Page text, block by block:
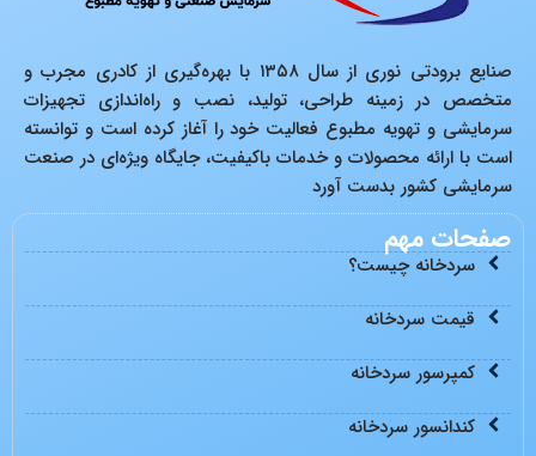
صنایع برودتی نوری از سال ۱۳۵۸ با بهره‌گیری از کادری مجرب و
متخصص در زمینه طراحی، تولید، نصب و راه‌اندازی تجهیزات
سرمایشی و تهویه مطبوع فعالیت خود را آغاز کرده است و توانسته
است با ارائه محصولات و خدمات باکیفیت، جایگاه ویژه‌ای در صنعت
سرمایشی کشور بدست آورد
صفحات مهم
سردخانه چیست؟
قیمت سردخانه
کمپرسور سردخانه
کندانسور سردخانه